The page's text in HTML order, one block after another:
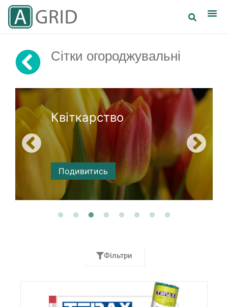
Сітки огороджувальні
Квіткарство
Подивитись
Фільтри